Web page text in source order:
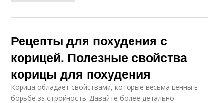
Рецепты для похудения с
корицей. Полезные свойства
корицы для похудения
Корица обладает свойствами, которые весьма ценны в
борьбе за стройность. Давайте более детально